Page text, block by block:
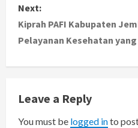
s
t
n
v
Next:
Kiprah PAFI Kabupaten
Pelayanan Kesehatan
Leave a Reply
You must be logged into